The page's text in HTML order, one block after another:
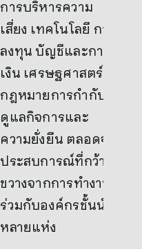
การบริหารความ
เสี่ยง เทคโนโลยี การ
ลงทุน บัญชีและการ
เงิน เศรษฐศาสตร์
กฎหมายการกำกับ
ดูแลกิจการและ
ความยั่งยืน ตลอดจน
ประสบการณ์ที่กว้าง
ขวางจากการทำงาน
ร่วมกับองค์กรชั้นนำ
หลายแห่ง